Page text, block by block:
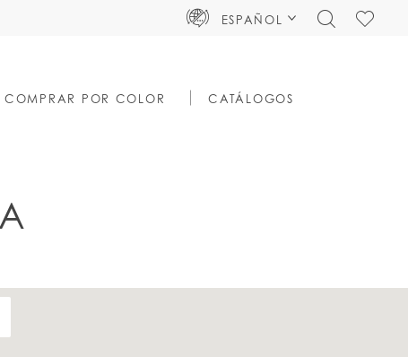
ESPAÑOL
TOGGLECHECK
COMPRAR POR COLOR CATÁLOGOS